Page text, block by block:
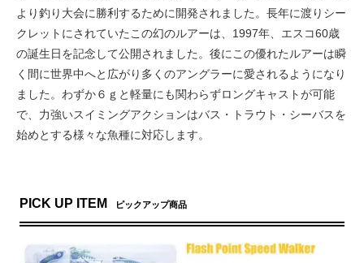
より釣り大会に勝利するために開発されました。長年に渡りシー
クレットにされていたこの幻のルアーは、1997年、エスコ60歳
の誕生日を記念して公開されました。後にこの優れたルアーは瞬
く間に世界中へと広がり多くのアングラーに愛されるようになり
ました。わずか６ｇと軽量にも関わらずロングキャストが可能
で、力強いスイミングアクションはバス・トラウト・シーバスを
始めとする様々な魚種に対応します。
PICK UP ITEM ピックアップ商品